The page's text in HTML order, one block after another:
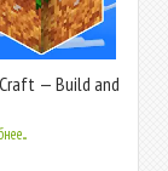
— Build and